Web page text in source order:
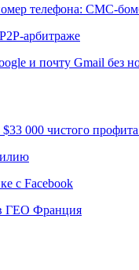
телефона: СМС-
арбитраже
и почту Gmail без
000 чистого
с Facebook
ГЕО Франция